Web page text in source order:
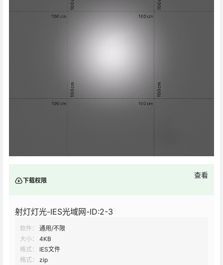
下载权限
查看
射灯灯光-IES光域网-ID:2-3
软件：
通用/不限
大小：
4KB
格式：
IES文件
格式：
zip